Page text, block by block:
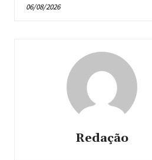
06/08/2026
Redação